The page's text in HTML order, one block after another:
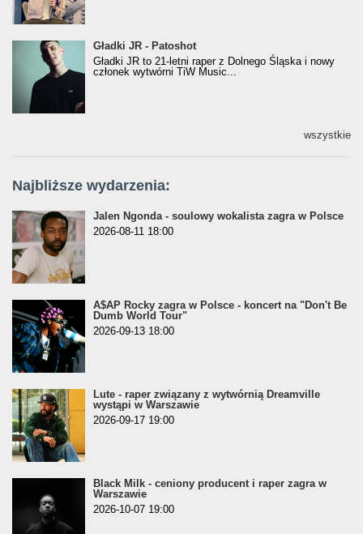
Gładki JR - Patoshot
Gładki JR - Patoshot
Gładki JR to 21-letni raper z Dolnego Śląska i nowy
członek wytwórni TiW Music...
wszystkie
Najbliższe wydarzenia:
Jalen Ngonda - soulowy wokalista zagra w Polsce
2026-08-11 18:00
A$AP Rocky zagra w Polsce - koncert na "Don't Be
Dumb World Tour"
2026-09-13 18:00
Lute - raper związany z wytwórnią Dreamville
wystąpi w Warszawie
2026-09-17 19:00
Black Milk - ceniony producent i raper zagra w
Warszawie
2026-10-07 19:00